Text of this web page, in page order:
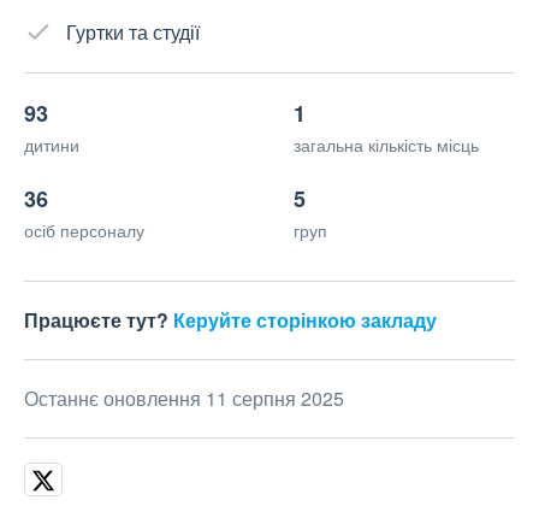
Гуртки та студії
93
дитини
1
загальна кількість місць
36
осіб персоналу
5
груп
Працюєте тут? Керуйте сторінкою закладу
Останнє оновлення 11 серпня 2025